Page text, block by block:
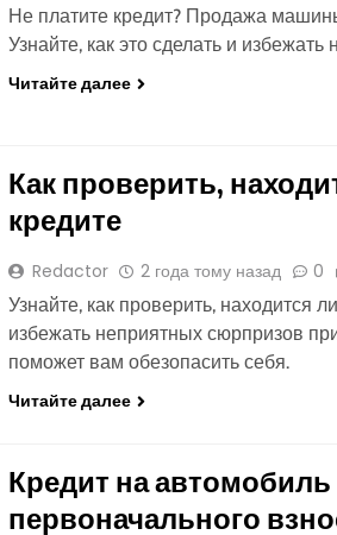
Не платите кредит? Продажа
Узнайте, как это сделать и
Читайте далее
Как проверить,
кредите
Redactor 2 года тому назад 0
Узнайте, как проверить, находится
избежать неприятных сюрпризов
поможет вам обезопасить себя.
Читайте далее
Кредит на автомобиль
первоначального